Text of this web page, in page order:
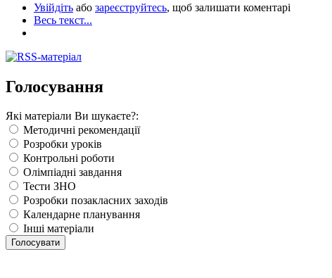
Увійдіть або зареєструйтесь, щоб залишати коментарі
Весь текст...
Голосування
Які матеріали Ви шукаєте?:
Методичні рекомендації
Розробки уроків
Контрольні роботи
Олімпіадні завдання
Тести ЗНО
Розробки позакласних заходів
Календарне планування
Інші матеріали